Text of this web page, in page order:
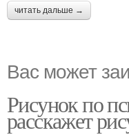
читать дальше →
Вас может
Рисунок по
расскажет